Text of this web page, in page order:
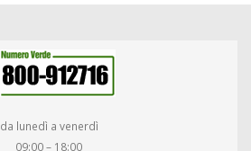
da lunedì a venerdì
09:00 – 18:00